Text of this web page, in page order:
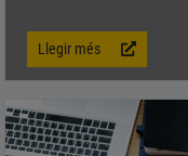
Llegir més